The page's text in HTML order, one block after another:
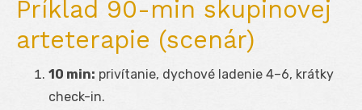
Príklad 90-min skupinovej
arteterapie (scenár)
10 min: privítanie, dychové ladenie 4–6, krátky
check-in.